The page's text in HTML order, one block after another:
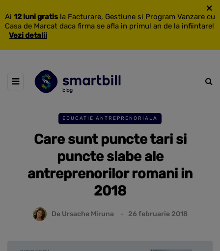
Ai 12 luni gratis la Facturare, Gestiune si Program Vanzare cu
Casa de Marcat daca firma se afla in primul an de la infiintare!
Vezi detalii
×
EDUCATIE ANTREPRENORIALA
Care sunt puncte tari si
puncte slabe ale
antreprenorilor romani in
2018
De Ursache Miruna 26 februarie 2018